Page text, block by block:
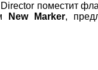
поместит
New Marker,